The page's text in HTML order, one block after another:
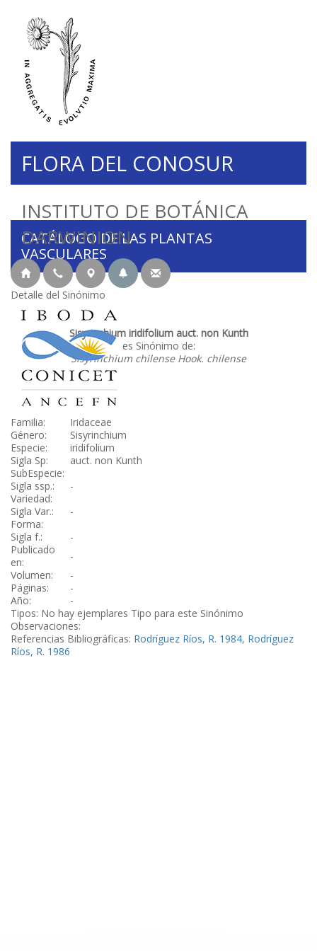
INSTITUTO DE BOTÁNICA
DARWINION
FLORA DEL CONOSUR
CATÁLOGO DE LAS PLANTAS
VASCULARES
Detalle del Sinónimo
Sisyrinchium iridifolium auct. non Kunth
es Sinónimo de:
Sisyrinchium chilense Hook. chilense
Familia:
Iridaceae
Género:
Sisyrinchium
Especie:
iridifolium
Sigla Sp:
auct. non Kunth
SubEspecie:
Sigla ssp.:
-
Variedad:
Sigla Var.:
-
Forma:
Sigla f.:
-
Publicado
en:
-
Volumen:
-
Páginas:
-
Año:
-
Tipos: No hay ejemplares Tipo para este Sinónimo
Observaciones:
Referencias Bibliográficas: Rodríguez Ríos, R. 1984, Rodríguez
Ríos, R. 1986